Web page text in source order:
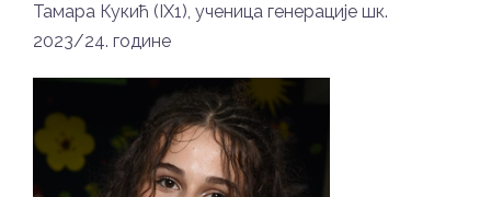
Тамара Кукић (IX1), ученица генерације шк.
2023/24. године